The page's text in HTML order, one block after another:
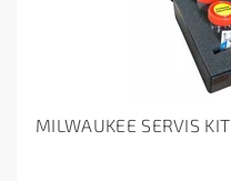
MILWAUKEE SERVIS KIT